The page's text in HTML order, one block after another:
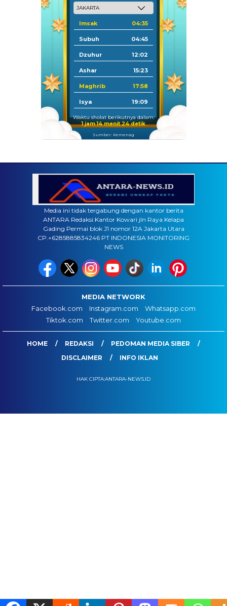
Imsak 04:35
Subuh 04:45
Dzuhur 12:02
Ashar 15:23
Maghrib 17:58
Isya 19:09
Waktu sholat berikutnya dalam:
1 jam 14 menit 23 detik
Sumber: Kemenag
Media ini tidak tergabung dengan kantor berita
ANTARA Redaksi:Kantor Kowari jln Raya Kelapa
Gading Permai blok J1 nomor 12A Jakarta Utara
CP.+6285885834246 PT INDONESIA MONITORING
NEWS
MEDIA NETWORK
Facebook.com
Instagram.com
Whatsapp.com
Tiktok.com
Twitter.com Youtube.com
HOME REDAKSI
PEDOMAN MEDIA SIBER
DISCLAIMER
INFO IKLAN
HAK CIPTA:ANTARA-NEWS.ID